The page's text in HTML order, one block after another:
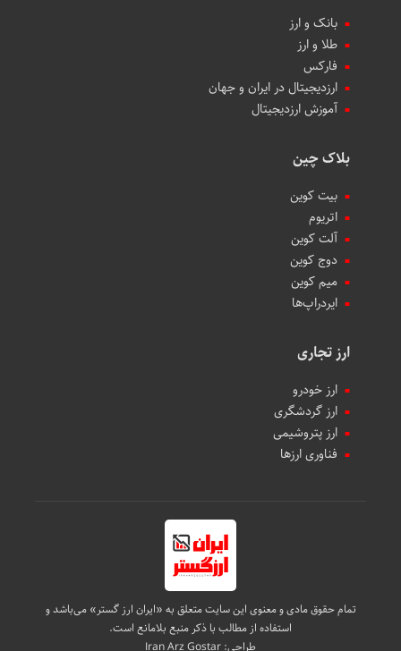
بانک و ارز
طلا و ارز
فارکس
ارزدیجیتال در ایران و جهان
آموزش ارزدیجیتال
بلاک چین
بیت کوین
اتریوم
آلت کوین
دوج کوین
میم کوین‌
ایردراپ‌ها
ارز تجاری
ارز خودرو
ارز گردشگری
ارز پتروشیمی
فناوری ارزها
تمام حقوق مادی و معنوی این سایت متعلق به «ایران ارز گستر» می‌باشد و
استفاده از مطالب با ذکر منبع بلامانع است.
طراحی:Iran Arz Gostar